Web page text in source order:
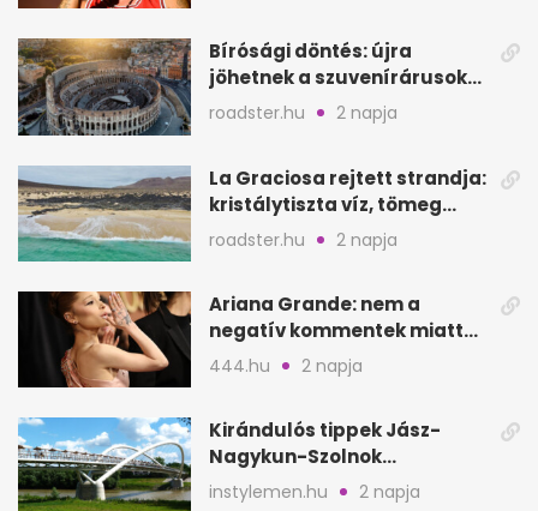
Bírósági döntés: újra
jöhetnek a szuvenírárusok
Európa ikonikus helyére
roadster.hu 2 napja
La Graciosa rejtett strandja:
kristálytiszta víz, tömeg
nélkül
roadster.hu 2 napja
Ariana Grande: nem a
negatív kommentek miatt
vonul vissza
444.hu 2 napja
Kirándulós tippek Jász-
Nagykun-Szolnok
megyében: 6 kihagyhatatlan
instylemen.hu 2 napja